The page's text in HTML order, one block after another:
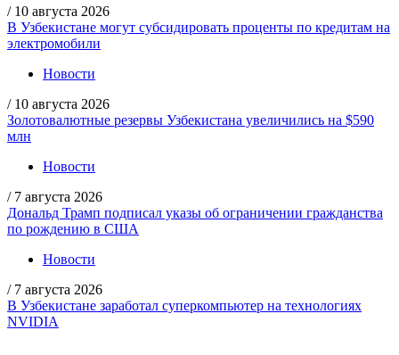
/ 10 августа 2026
В Узбекистане могут субсидировать проценты по кредитам на
электромобили
Новости
/ 10 августа 2026
Золотовалютные резервы Узбекистана увеличились на $590
млн
Новости
/ 7 августа 2026
Дональд Трамп подписал указы об ограничении гражданства
по рождению в США
Новости
/ 7 августа 2026
В Узбекистане заработал суперкомпьютер на технологиях
NVIDIA